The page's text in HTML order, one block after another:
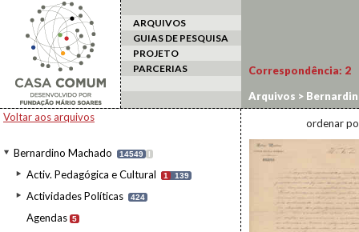
ARQUIVOS
GUIAS DE PESQUISA
PROJETO
PARCERIAS
Voltar aos arquivos
Bernardino Machado 14549 I
Activ. Pedagógica e Cultural 1 139
Actividades Políticas 424
Agendas 5
Correspondência: 2
Arquivos >
ordenar